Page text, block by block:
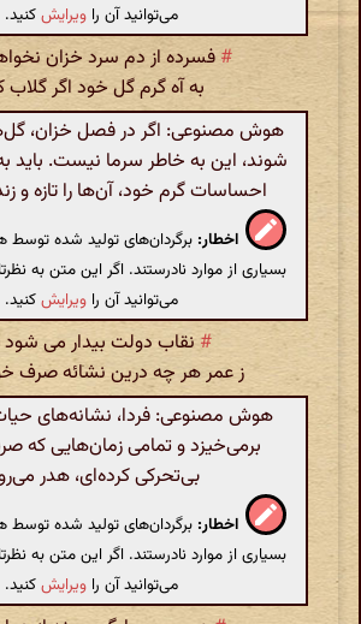
می‌توانید آن را ویرایشکنید.
# فسرده از دم سرد خزان
به آه گرم گل خود اگر گلاب
هوش مصنوعی: اگر در فصل خزان،
شوند، این به خاطر سرما نیست. باید
احساسات گرم خود، آن‌ها را تازه و
اخطار: برگردان‌های تولید شده
بسیاری از موارد نادرستند. اگر این متن به
می‌توانید آن را ویرایشکنید.
#نقاب دولت بیدار می شود
ز عمر هر چه درین نشائه صرف
هوش مصنوعی: فردا، نشانه‌های
برمی‌خیزد و تمامی زمان‌هایی که
بی‌تحرکی کرده‌ای، هدر
اخطار: برگردان‌های تولید شده
بسیاری از موارد نادرستند. اگر این متن به
می‌توانید آن را ویرایشکنید.